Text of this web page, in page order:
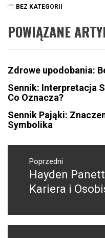
BEZ KATEGORII
POWIĄZANE
Zdrowe upodobania:
Sennik: Interpretacja
Co Oznacza?
Sennik Pająki:
Symbolika
Nawigacja
wpisuPoprzedni
Poprzedni
wpis:
Hayden
Kariera i